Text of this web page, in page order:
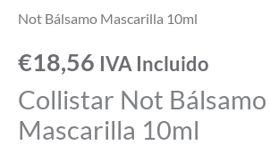
Not Bálsamo Mascarilla 10ml
€18,56 IVA Incluido
Collistar Not Bálsamo
Mascarilla 10ml